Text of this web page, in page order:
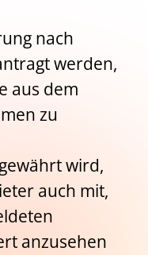
nach
werden,
aus dem
zu
wird,
auch mit,
anzusehen